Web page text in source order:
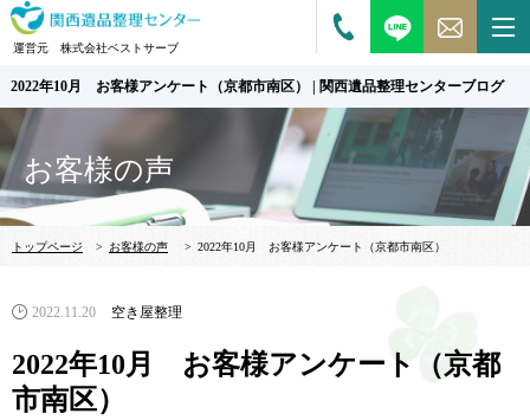
運営元 株式会社ベストサーブ
2022年10月 お客様アンケート（京都市南区） | 関西遺品整理センターブログ
お客様の声
トップページ > お客様の声 > 2022年10月 お客様アンケート（京都市南区）
2022.11.20 空き屋整理
2022年10月 お客様アンケート（京都
市南区）